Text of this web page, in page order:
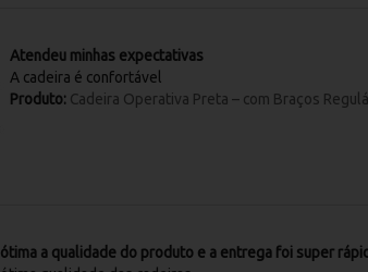
Atendeu minhas expectativas
A cadeira é confortável
Produto: Cadeira Operativa Preta – com Braços
ótima a qualidade do produto e a entrega foi super